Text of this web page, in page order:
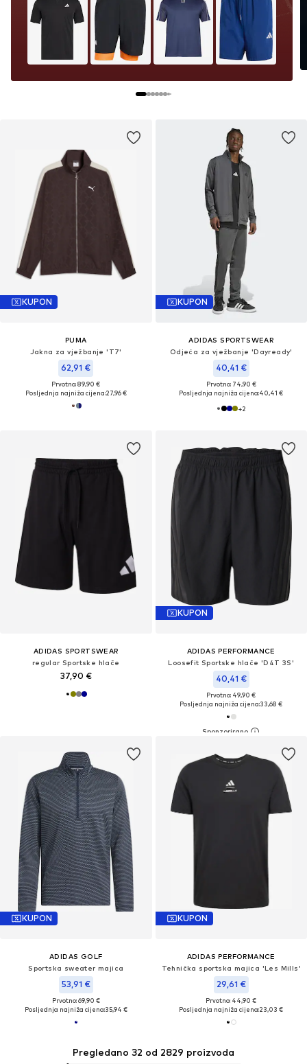
KUPON
PUMA
Jakna za vježbanje 'T7'
62,91 €
Prvotno: 89,90 €
Posljednja najniža cijena:27,96 €
KUPON
ADIDAS SPORTSWEAR
Odjeća za vježbanje 'Dayready'
40,41 €
Prvotno: 74,90 €
Posljednja najniža cijena:40,41 €
+2
ADIDAS SPORTSWEAR
regular Sportske hlače
37,90 €
KUPON
ADIDAS PERFORMANCE
Loosefit Sportske hlače 'D4T 3S'
40,41 €
Prvotno: 49,90 €
Posljednja najniža cijena:33,68 €
KUPON
ADIDAS GOLF
Sportska sweater majica
53,91 €
Prvotno: 69,90 €
Posljednja najniža cijena:35,94 €
KUPON
ADIDAS PERFORMANCE
Tehnička sportska majica 'Les Mills'
29,61 €
Prvotno: 44,90 €
Posljednja najniža cijena:23,03 €
Pregledano 32 od 2829 proizvoda